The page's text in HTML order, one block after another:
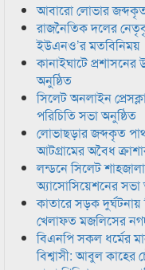
আবারো লোভার জব্দকৃত
রাজনৈতিক দলের
ইউএনও’র মতবিনিময়
কানাইঘাটে
অনুষ্ঠিত
সিলেট অনলাইন
পরিচিতি সভা অনুষ্ঠিত
লোভাছড়ার জব্দকৃত
আটগ্রামের অবৈধ
লন্ডনে সিলেট
অ্যাসোসিয়েশনের সভা
কাতারে সড়ক দুর্ঘটনায়
খেলাফত মজলিসের
বিএনপি সকল ধর্মের
বিশ্বাসী: আবুল কাহের